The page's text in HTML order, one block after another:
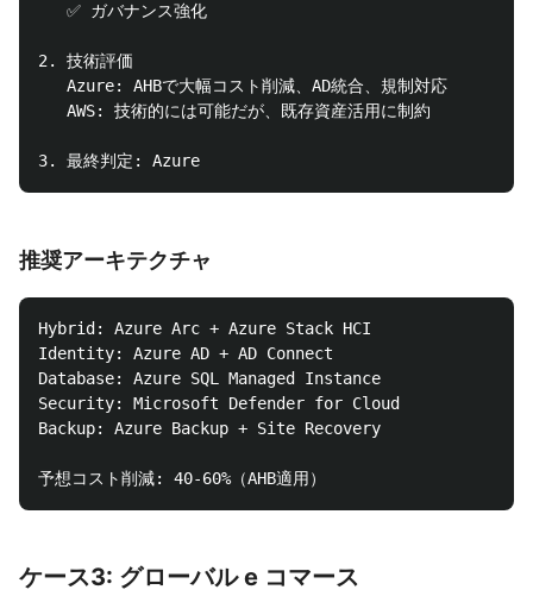
   ✅ ガバナンス強化
2. 技術評価
   Azure: AHBで大幅コスト削減、AD統合、規制対応
   AWS: 技術的には可能だが、既存資産活用に制約
推奨アーキテクチャ
Hybrid: Azure Arc + Azure Stack HCI
Identity: Azure AD + AD Connect
Database: Azure SQL Managed Instance
Security: Microsoft Defender for Cloud
Backup: Azure Backup + Site Recovery
ケース3: グローバル e コマース